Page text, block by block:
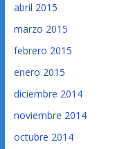
abril 2015
marzo 2015
febrero 2015
enero 2015
diciembre 2014
noviembre 2014
octubre 2014